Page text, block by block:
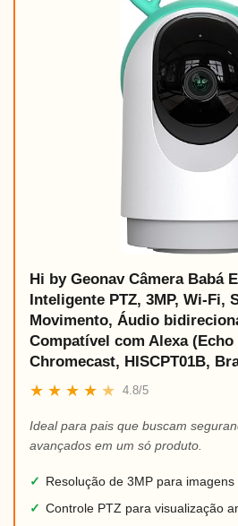
Hi by Geonav Câmera Babá
Inteligente PTZ, 3MP, Wi-Fi,
Movimento, Áudio
Compatível com Alexa
Chromecast, HISCPT01B,
★ ★ ★ ★ ★ 4.8/5
Ideal para pais que buscam
avançados em um só produto.
✓
Resolução de 3MP para
✓ Controle PTZ para visualização